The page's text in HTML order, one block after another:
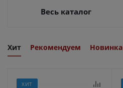
Весь каталог
Хит Рекомендуем Новинка
ХИТ